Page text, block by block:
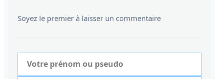
Soyez le premier à laisser un commentaire